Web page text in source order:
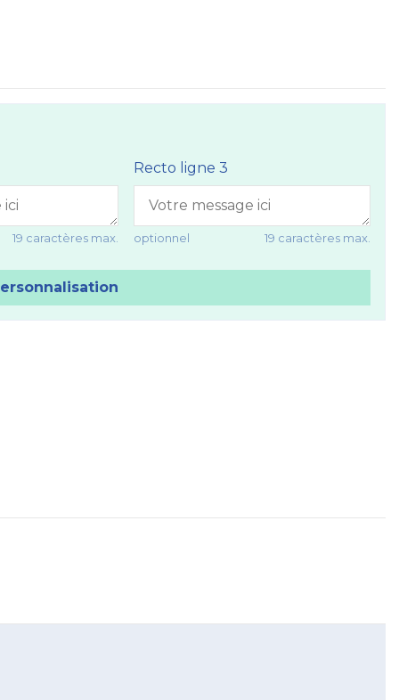
19 caractères max.
Recto ligne 3
optionnel 19 caractères max.